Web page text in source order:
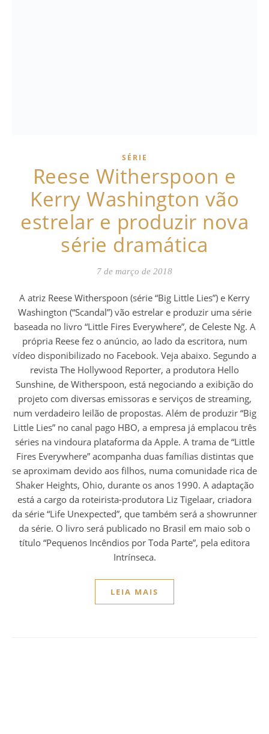
SÉRIE
Reese Witherspoon e
Kerry Washington vão
estrelar e produzir nova
série dramática
7 de março de 2018
A atriz Reese Witherspoon (série “Big Little Lies”) e Kerry
Washington (“Scandal”) vão estrelar e produzir uma série
baseada no livro “Little Fires Everywhere”, de Celeste Ng. A
própria Reese fez o anúncio, ao lado da escritora, num
vídeo disponibilizado no Facebook. Veja abaixo. Segundo a
revista The Hollywood Reporter, a produtora Hello
Sunshine, de Witherspoon, está negociando a exibição do
projeto com diversas emissoras e serviços de streaming,
num verdadeiro leilão de propostas. Além de produzir “Big
Little Lies” no canal pago HBO, a empresa já emplacou três
séries na vindoura plataforma da Apple. A trama de “Little
Fires Everywhere” acompanha duas famílias distintas que
se aproximam devido aos filhos, numa comunidade rica de
Shaker Heights, Ohio, durante os anos 1990. A adaptação
está a cargo da roteirista-produtora Liz Tigelaar, criadora
da série “Life Unexpected”, que também será a showrunner
da série. O livro será publicado no Brasil em maio sob o
título “Pequenos Incêndios por Toda Parte”, pela editora
Intrínseca.
LEIA MAIS